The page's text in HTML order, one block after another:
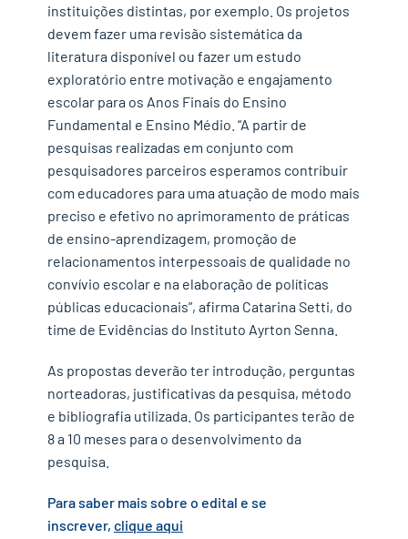
instituições distintas, por exemplo. Os projetos
devem fazer uma revisão sistemática da
literatura disponível ou fazer um estudo
exploratório entre motivação e engajamento
escolar para os Anos Finais do Ensino
Fundamental e Ensino Médio. “A partir de
pesquisas realizadas em conjunto com
pesquisadores parceiros esperamos contribuir
com educadores para uma atuação de modo mais
preciso e efetivo no aprimoramento de práticas
de ensino-aprendizagem, promoção de
relacionamentos interpessoais de qualidade no
convívio escolar e na elaboração de políticas
públicas educacionais”, afirma Catarina Setti, do
time de Evidências do Instituto Ayrton Senna.
As propostas deverão ter introdução, perguntas
norteadoras, justificativas da pesquisa, método
e bibliografia utilizada. Os participantes terão de
8 a 10 meses para o desenvolvimento da
pesquisa.
Para saber mais sobre o edital e se
inscrever, clique aqui